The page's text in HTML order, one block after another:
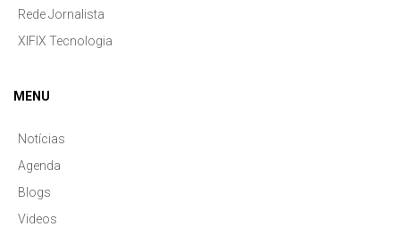
Rede Jornalista
XIFIX Tecnologia
MENU
Notícias
Agenda
Blogs
Videos